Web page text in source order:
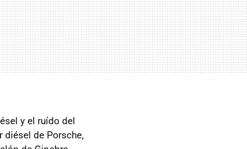
y el ruído del
diésel de Porsche,